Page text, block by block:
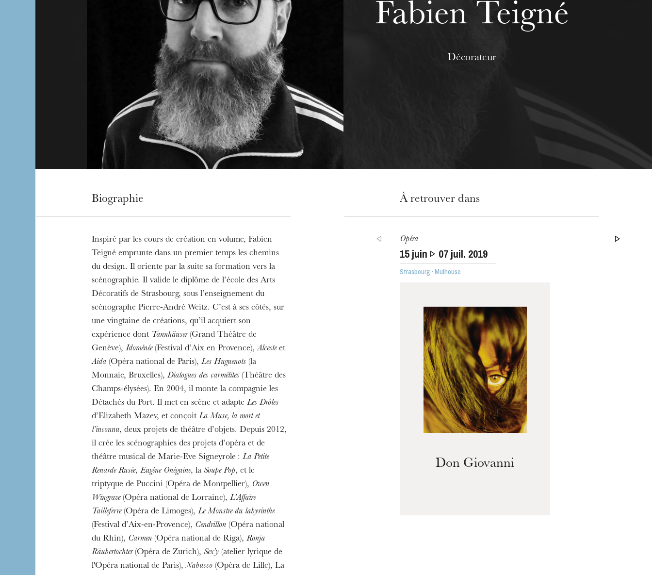
L’OnR avec vous
Visites de l’Opéra de
Strasbourg
Fabien Teigné
Décorateur
Biographie
Inspiré par les cours de création en volume, Fabien
Teigné emprunte dans un premier temps les chemins
du design. Il oriente par la suite sa formation vers la
scénographie. Il valide le diplôme de l’école des Arts
Décoratifs de Strasbourg, sous l’enseignement du
scénographe Pierre-André Weitz. C’est à ses côtés, sur
une vingtaine de créations, qu’il acquiert son
expérience dont Tannhäuser(Grand Théâtre de
Genève), Idoménée(Festival d’Aix en Provence),Alcesteet
Aida(Opéra national de Paris), Les Huguenots(la
Monnaie, Bruxelles),Dialogues des carmélites(Théâtre des
Champs-élysées). En 2004, il monte la compagnie les
Détachés du Port. Il met en scène et adapte Les Drôles
d’Elizabeth Mazev, et conçoit La Muse, la mort et
l’inconnu, deux projets de théâtre d’objets. Depuis 2012,
il crée les scénographies des projets d’opéra et de
théâtre musical de Marie-Eve Signeyrole : La Petite
Renarde Rusée, Eugène Onéguine, la Soupe Pop, et le
triptyque de Puccini (Opéra de Montpellier), Owen
Wingrave(Opéra national de Lorraine), L’Affaire
Tailleferre(Opéra de Limoges), Le Monstre du labyrinthe
(Festival d’Aix-en-Provence), Cendrillon(Opéra national
du Rhin), Carmen(Opéra national de Riga), Ronja
Räubertochter(Opéra de Zurich), Sex’y(atelier lyrique de
l'Opéra national de Paris),Nabucco(Opéra de Lille), La
À retrouver dans
Opéra
15 juin 07 juil. 2019
Strasbourg · Mulhouse
Don Giovanni